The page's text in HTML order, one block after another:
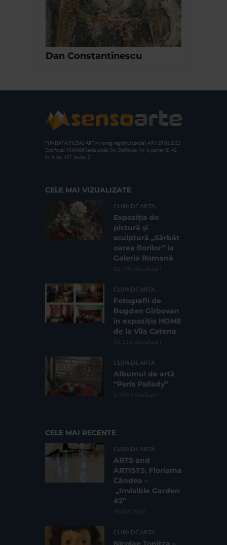
Dan Constantinescu
FUNDATIA FILDAS ART Nr inreg registrul special: 4 PJ/ 29.01.2013
Cod fiscal: 9164384 Sediu social: Str. Delfinului, Nr. 6, parter Bl. 42,
Sc. 4, Ap. 197, Sector 2
CELE MAI VIZUALIZATE
CLIPA DE ARTA
Expoziția de
pictură și
sculptură „Sărbăt
oarea florilor” la
Galeria Romană
62.730 vizualizari
CLIPA DE ARTA
Fotografii de
Bogdan Gîrbovan
în expoziția HOME
de la Vila Catena
16.211 vizualizari
CLIPA DE ARTA
Albumul de artă
“Paris Pallady”
6.594 vizualizari
CELE MAI RECENTE
CLIPA DE ARTA
ARTS and
ARTISTS. Floriama
Cândea –
„Invisible Garden
#2”
30/07/2026
CLIPA DE ARTA